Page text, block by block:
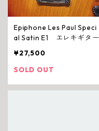
Epiphone Les Paul Speci
al Satin E1 エレキギター
¥27,500
SOLD OUT